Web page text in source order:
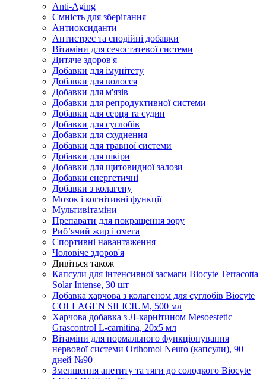
Anti-Aging
Ємність для зберігання
Антиоксиданти
Антистрес та снодійні добавки
Вітаміни для сечостатевої системи
Дитяче здоров'я
Добавки для імунітету
Добавки для волосся
Добавки для м'язів
Добавки для репродуктивної системи
Добавки для серця та судин
Добавки для суглобів
Добавки для схуднення
Добавки для травної системи
Добавки для шкіри
Добавки для щитовидної залози
Добавки енергетичні
Добавки з колагену
Мозок і когнітивні функції
Мультивітаміни
Препарати для покращення зору
Риб’ячий жир і омега
Спортивні навантаження
Чоловіче здоров'я
Дивіться також
Капсули для інтенсивної засмаги Biocyte Terracotta
Solar Intense, 30 шт
Добавка харчова з колагеном для суглобів Biocyte
COLLAGEN SILICIUM, 500 мл
Харчова добавка з Л-карнітином Mesoestetic
Grascontrol L-carnitina, 20х5 мл
Вітаміни для нормального функціонування
нервової системи Orthomol Neuro (капсули), 90
дней №90
Зменшення апетиту та тяги до солодкого Biocyte